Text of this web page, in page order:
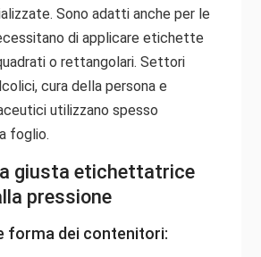
Sono adatti anche per le
di applicare etichette
o rettangolari. Settori
cura della persona e
utilizzano spesso
foglio.
giusta etichettatrice
pressione
forma dei contenitori: